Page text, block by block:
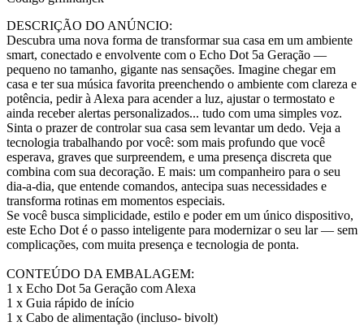
DESCRIÇÃO DO ANÚNCIO:
Descubra uma nova forma de transformar sua casa em um ambiente
smart, conectado e envolvente com o Echo Dot 5a Geração —
pequeno no tamanho, gigante nas sensações. Imagine chegar em
casa e ter sua música favorita preenchendo o ambiente com clareza e
potência, pedir à Alexa para acender a luz, ajustar o termostato e
ainda receber alertas personalizados... tudo com uma simples voz.
Sinta o prazer de controlar sua casa sem levantar um dedo. Veja a
tecnologia trabalhando por você: som mais profundo que você
esperava, graves que surpreendem, e uma presença discreta que
combina com sua decoração. E mais: um companheiro para o seu
dia-a-dia, que entende comandos, antecipa suas necessidades e
transforma rotinas em momentos especiais.
Se você busca simplicidade, estilo e poder em um único dispositivo,
este Echo Dot é o passo inteligente para modernizar o seu lar — sem
complicações, com muita presença e tecnologia de ponta.
CONTEÚDO DA EMBALAGEM:
1 x Echo Dot 5a Geração com Alexa
1 x Guia rápido de início
1 x Cabo de alimentação (incluso- bivolt)